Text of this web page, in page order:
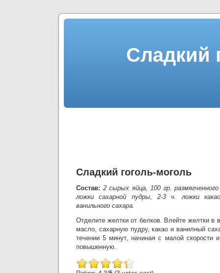
Сладкий
Сладкий гоголь-моголь
Состав: 2 сырых яйца, 100 гр.
ложки сахарной пудры, 2-3 ч. ложки
ванильного сахара.
Отделите желтки от белков. Влейте желтки в
масло, сахарную пудру, какао и ванилный
течении 5 минут, начиная с малой скорости
повышенную.